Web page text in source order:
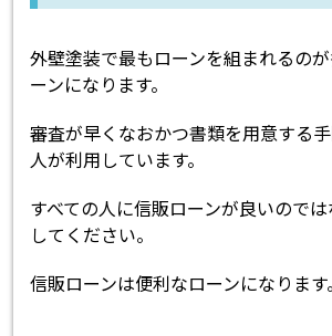
外壁塗装で最もローンを組まれるの
ーンになります。
審査が早くなおかつ書類を用意する
人が利用しています。
すべての人に信販ローンが良いので
してください。
信販ローンは便利なローンになります。